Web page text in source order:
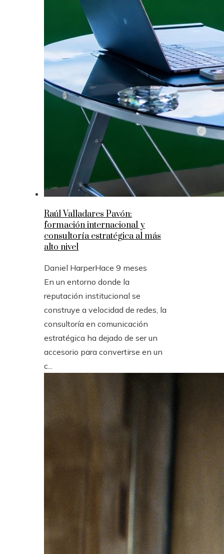
Raúl Valladares Pavón:
formación internacional y
consultoría estratégica al más
alto nivel
Daniel HarperHace 9 meses
En un entorno donde la
reputación institucional se
construye a velocidad de redes, la
consultoría en comunicación
estratégica ha dejado de ser un
accesorio para convertirse en un
c...